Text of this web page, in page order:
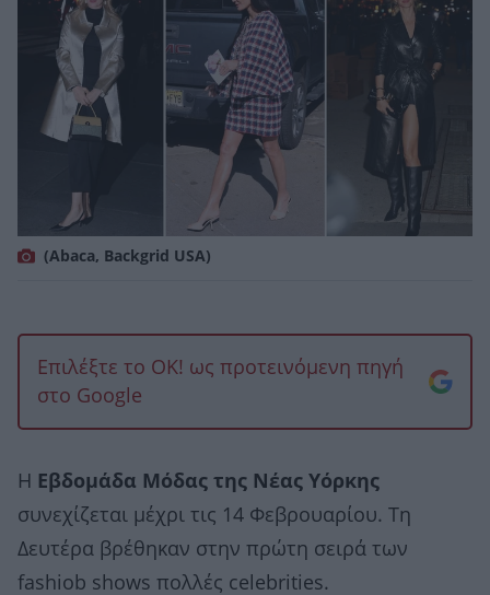
(Αbaca, Backgrid USA)
Επιλέξτε το OK! ως προτεινόμενη πηγή
στο Google
Η Εβδομάδα Μόδας της Νέας Υόρκης
συνεχίζεται μέχρι τις 14 Φεβρουαρίου. Τη
Δευτέρα βρέθηκαν στην πρώτη σειρά των
fashiob shows πολλές celebrities.